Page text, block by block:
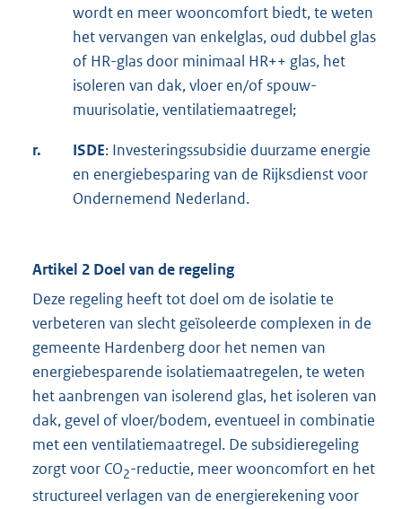
wordt en meer wooncomfort biedt, te weten
het vervangen van enkelglas, oud dubbel glas
of HR-glas door minimaal HR++ glas, het
isoleren van dak, vloer en/of spouw-
muurisolatie, ventilatiemaatregel;
r. ISDE: Investeringssubsidie duurzame energie
en energiebesparing van de Rijksdienst voor
Ondernemend Nederland.
Artikel 2 Doel van de regeling
Deze regeling heeft tot doel om de isolatie te
verbeteren van slecht geïsoleerde complexen in de
gemeente Hardenberg door het nemen van
energiebesparende isolatiemaatregelen, te weten
het aanbrengen van isolerend glas, het isoleren van
dak, gevel of vloer/bodem, eventueel in combinatie
met een ventilatiemaatregel. De subsidieregeling
zorgt voor CO2-reductie, meer wooncomfort en het
structureel verlagen van de energierekening voor